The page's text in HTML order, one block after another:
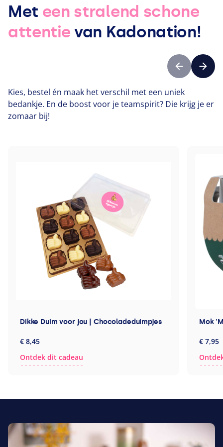
Met een stralend schone
attentie van Kadonation!
Vorige
Kies, bestel én maak het verschil met een uniek
bedankje. En de boost voor je teamspirit? Die krijg je er
zomaar bij!
Dikke Duim voor jou | Chocoladeduimpjes
€ 8,45
Ontdek dit cadeau
Mok
€ 7,95